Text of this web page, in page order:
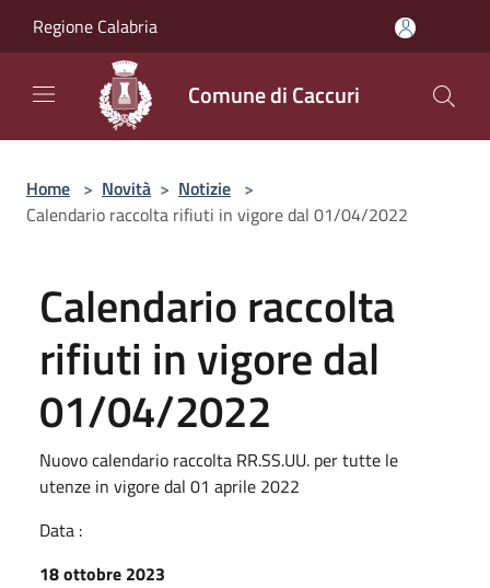
Regione Calabria
Comune di Caccuri
Home > Novità > Notizie >
Calendario raccolta rifiuti in vigore dal 01/04/2022
Calendario raccolta
rifiuti in vigore dal
01/04/2022
Nuovo calendario raccolta RR.SS.UU. per tutte le
utenze in vigore dal 01 aprile 2022
Data :
18 ottobre 2023